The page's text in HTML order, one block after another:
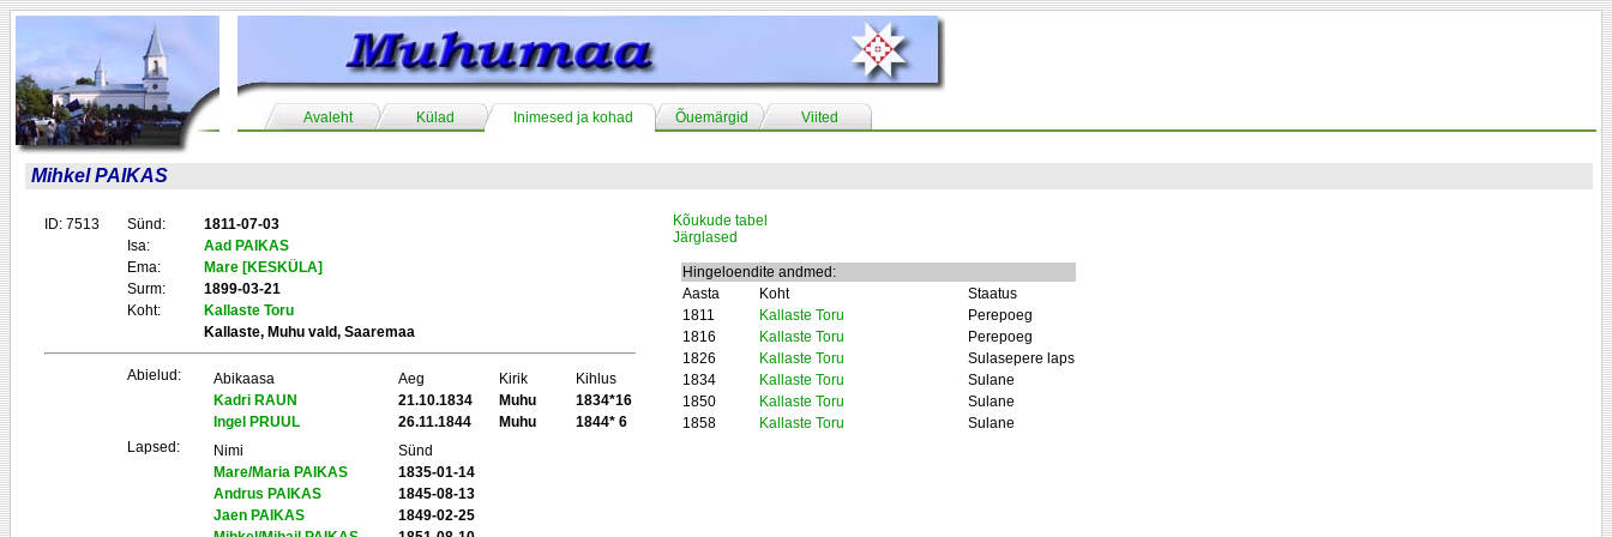
Avaleht Külad Inimesed ja kohad Õuemärgid Viited
Mihkel PAIKAS
ID: 7513 Sünd:
1811-07-03
Isa:
Aad PAIKAS
Ema:
Mare [KESKÜLA]
Surm:
1899-03-21
Koht:
Kallaste Toru
Kallaste, Muhu vald, Saaremaa
Abielud: Abikaasa Aeg Kirik
Kihlus
Kadri RAUN
21.10.1834 Muhu
1834*16
Ingel PRUUL
26.11.1844 Muhu
1844* 6
Lapsed:
Nimi
Sünd
Mare/Maria PAIKAS
1835-01-14
Andrus PAIKAS
1845-08-13
Jaen PAIKAS
1849-02-25
Kõukude tabel
Järglased
Hingeloendite andmed:
Aasta
Koht
Staatus
1811
Kallaste Toru
Perepoeg
1816
Kallaste Toru
Perepoeg
1826
Kallaste Toru
Sulasepere laps
1834
Kallaste Toru
Sulane
1850
Kallaste Toru
Sulane
1858
Kallaste Toru Sulane